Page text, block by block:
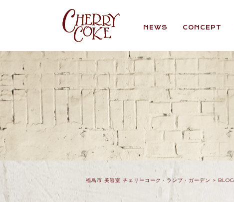
NEWS CONCEPT
福島市 美容室 チェリーコーク・ランプ・ガーデン > BLOG